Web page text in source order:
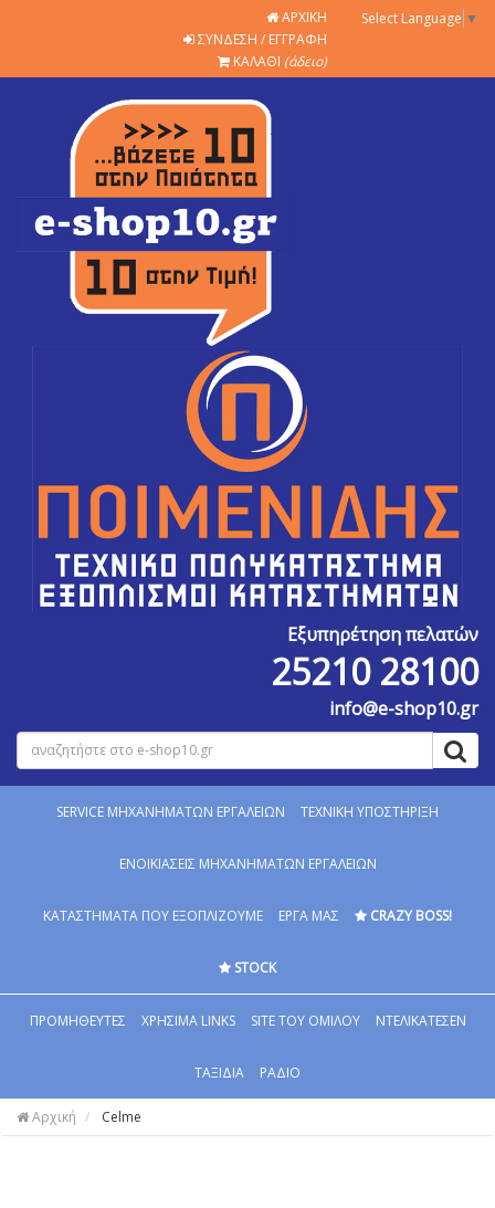
Select Language ▼
ΑΡΧΙΚΗ
ΣΥΝΔΕΣΗ / ΕΓΓΡΑΦΗ
ΚΑΛΑΘΙ (άδειο)
Εξυπηρέτηση πελατών
25210 28100
info@e-shop10.gr
SERVICE MΗΧΑΝΗΜΑΤΩΝ ΕΡΓΑΛΕΙΩΝ ΤΕΧΝΙΚΗ ΥΠΟΣΤΗΡΙΞΗ
ΕΝΟΙΚΙΑΣΕΙΣ ΜΗΧΑΝΗΜΑΤΩΝ ΕΡΓΑΛΕΙΩΝ
ΚΑΤΑΣΤΗΜΑΤΑ ΠΟΥ ΕΞΟΠΛΙΖΟΥΜΕ ΕΡΓΑ ΜΑΣ CRAZY BOSS!
STOCK
ΠΡΟΜΗΘΕΥΤΕΣ ΧΡΗΣΙΜΑ LINKS SITE ΤΟΥ ΟΜΙΛΟΥ ΝΤΕΛΙΚΑΤΕΣΕΝ
ΤΑΞΙΔΙΑ ΡΑΔΙΟ
Αρχική Celme